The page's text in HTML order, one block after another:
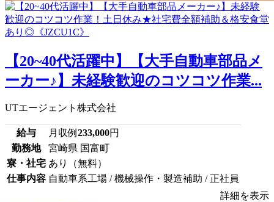
【20~40代活躍中】【大手自動車部品メ
ーカー♪】未経験歓迎のコツコツ作業...
UTエージェント株式会社
給与 月収例 233,000円
勤務地
宮崎県 国富町
寮・社宅 あり（無料）
仕事内容 自動車系工場 / 機械操作・製造補助 / 正社員
詳細を表示